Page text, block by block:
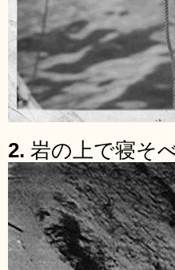
2. 岩の上で寝そ